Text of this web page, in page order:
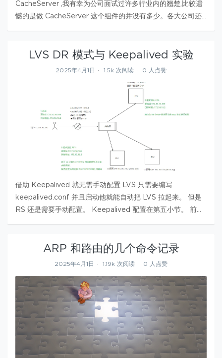
CacheServer ,我有幸为公司面试过许多行业内的翘楚,比较遗
憾的是做 CacheServer 这个组件的并没有多少。各大公司还
LVS DR 模式与 Keepalived 实验
2025年4月1日 1.5k 次阅读 0 人点赞
借助 Keepalived 就无需手动配置 LVS 只需要编写
keepalived.conf 并且启动他就能自动把 LVS 拉起来。 但是
RS 还是需要手动配置。 Keepalived 配置在第五小节。 前面
ARP 和路由的几个命令记录
2025年4月1日 1.19k 次阅读 0 人点赞